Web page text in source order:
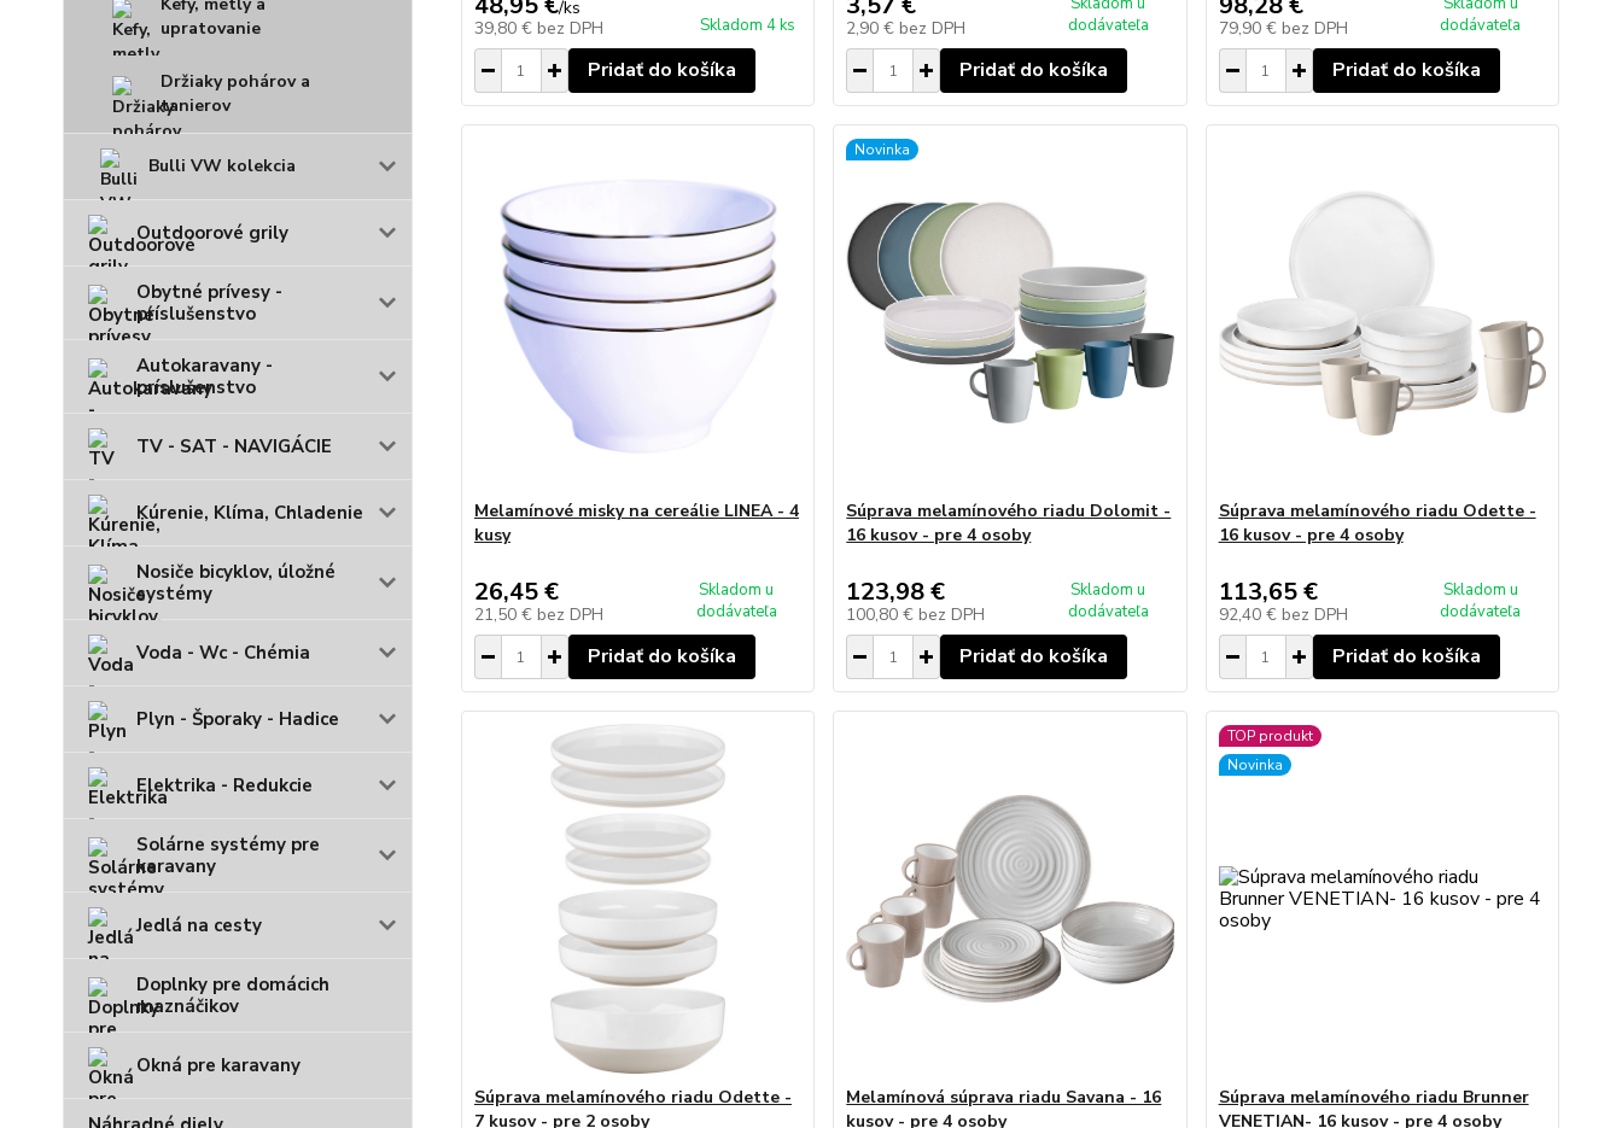
upratovanie
Držiaky pohárov a
tanierov
Bulli VW kolekcia
Outdoorové grily
Obytné prívesy -
príslušenstvo
Autokaravany -
príslušenstvo
TV - SAT - NAVIGÁCIE
Kúrenie, Klíma, Chladenie
Nosiče bicyklov, úložné
systémy
Voda - Wc - Chémia
Plyn - Šporaky - Hadice
Elektrika - Redukcie
Solárne systémy pre
karavany
Jedlá na cesty
Doplnky pre domácich
maznáčikov
Okná pre karavany
/ks
39,80 € bez DPH Skladom 4 ks
Pridať do košíka
2,90 € bez DPH
dodávateľa
Pridať do košíka
79,90 € bez DPH
dodávateľa
Pridať do košíka
Melamínové misky na cereálie LINEA - 4
kusy
26,45 €
21,50 € bez DPH
Skladom u
dodávateľa
Pridať do košíka
Novinka
Súprava melamínového riadu Dolomit -
16 kusov - pre 4 osoby
123,98 €
100,80 € bez DPH
Skladom u
dodávateľa
Pridať do košíka
Súprava melamínového riadu Odette -
16 kusov - pre 4 osoby
113,65 €
92,40 € bez DPH
Skladom u
dodávateľa
Pridať do košíka
Súprava melamínového riadu Odette -
7 kusov - pre 2 osoby
Melamínová súprava riadu Savana - 16
kusov - pre 4 osoby
TOP produkt
Novinka
Súprava melamínového riadu Brunner
VENETIAN- 16 kusov - pre 4 osoby